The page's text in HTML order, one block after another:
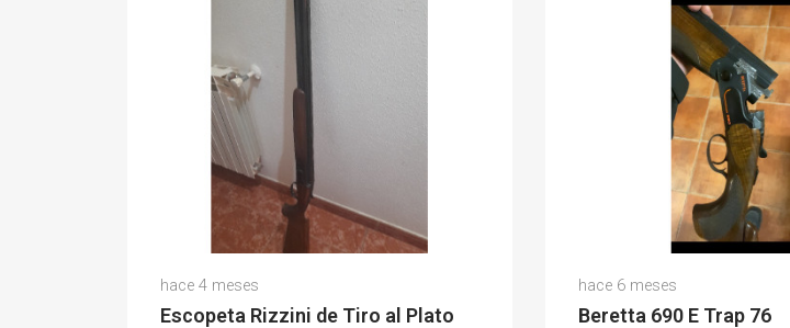
(0)
hace 4 meses
Escopeta Rizzini de Tiro al Plato (0)
hace 6 meses
Beretta 690 E Trap 76